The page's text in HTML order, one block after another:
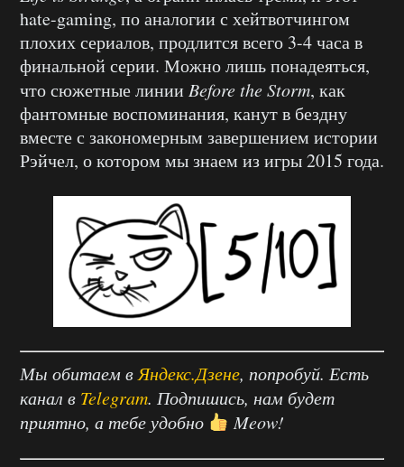
hate-gaming, по аналогии с хейтвотчингом
плохих сериалов, продлится всего 3-4 часа в
финальной серии. Можно лишь понадеяться,
что сюжетные линии Before the Storm, как
фантомные воспоминания, канут в бездну
вместе с закономерным завершением истории
Рэйчел, о котором мы знаем из игры 2015 года.
Мы обитаем в Яндекс.Дзене, попробуй. Есть
канал в Telegram. Подпишись, нам будет
приятно, а тебе удобно
Meow!